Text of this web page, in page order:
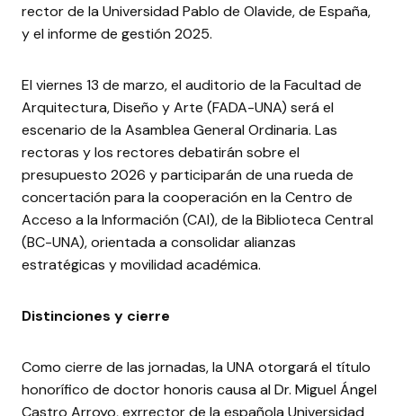
rector de la Universidad Pablo de Olavide, de España,
y el informe de gestión 2025.
El viernes 13 de marzo, el auditorio de la Facultad de
Arquitectura, Diseño y Arte (FADA-UNA) será el
escenario de la Asamblea General Ordinaria. Las
rectoras y los rectores debatirán sobre el
presupuesto 2026 y participarán de una rueda de
concertación para la cooperación en la Centro de
Acceso a la Información (CAI), de la Biblioteca Central
(BC-UNA), orientada a consolidar alianzas
estratégicas y movilidad académica.
Distinciones y cierre
Como cierre de las jornadas, la UNA otorgará el título
honorífico de doctor honoris causa al Dr. Miguel Ángel
Castro Arroyo, exrrector de la española Universidad